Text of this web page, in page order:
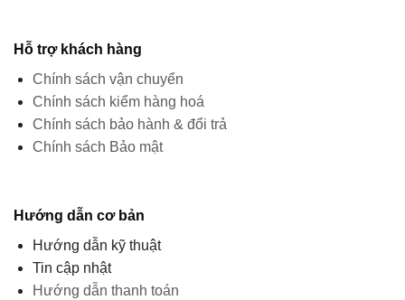
Hỗ trợ khách hàng
Chính sách vận chuyển
Chính sách kiểm hàng hoá
Chính sách bảo hành & đổi trả
Chính sách Bảo mật
Hướng dẫn cơ bản
Hướng dẫn kỹ thuật
Tin cập nhật
Hướng dẫn thanh toán